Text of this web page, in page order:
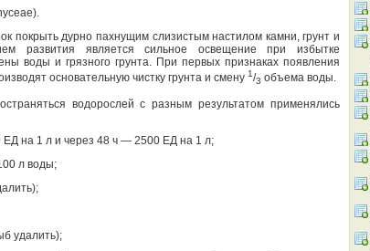
покрыть дурно пахнущим слизистым настилом камни, грунт и
развития является сильное освещение при избытке
воды и грязного грунта. При первых признаках появления
основательную чистку грунта и смену 1/3 объема воды.
водорослей с разным результатом применялись
на 1 л и через 48 ч — 2500 ЕД на 1 л;
л воды;
удалить);